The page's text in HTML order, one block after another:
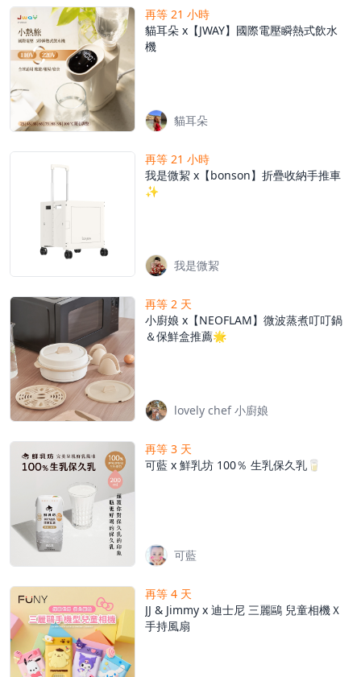
再等 21 小時
貓耳朵 x【JWAY】國際電壓瞬熱式飲水
機
貓耳朵
再等 21 小時
我是微絜 x【bonson】折疊收納手推車
✨
我是微絜
再等 2 天
小廚娘 x【NEOFLAM】微波蒸煮叮叮鍋
＆保鮮盒推薦🌟
lovely chef 小廚娘
再等 3 天
可藍 x 鮮乳坊 100％ 生乳保久乳🥛
可藍
再等 4 天
JJ & Jimmy x 迪士尼 三麗鷗 兒童相機Ｘ
手持風扇